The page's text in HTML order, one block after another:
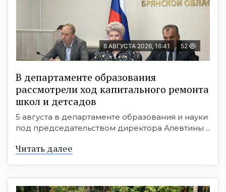
6 АВГУСТА 2026, 16:41 52
В департаменте образования
рассмотрели ход капитального ремонта
школ и детсадов
5 августа в департаменте образования и науки
под председательством директора Алевтины ...
Читать далее